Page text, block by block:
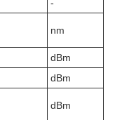
-
nm
dBm
dBm
dBm